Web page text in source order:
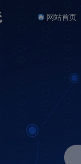
网站首页